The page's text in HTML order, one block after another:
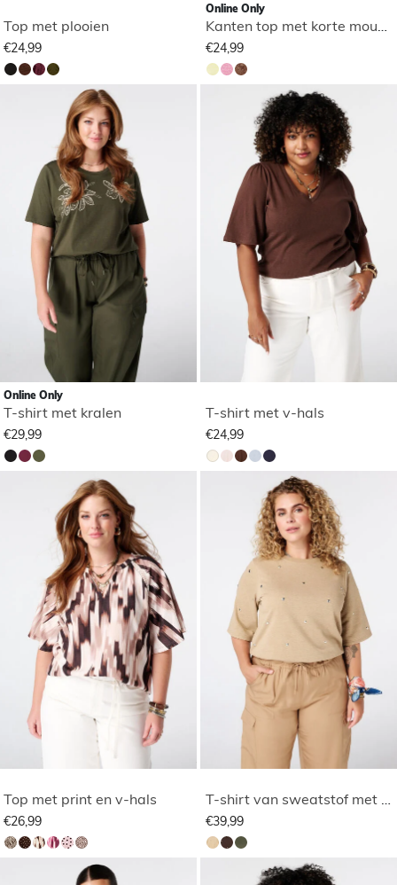
Top met plooien
€24,99
Online Only
Kanten top met korte mouwen
€24,99
Online Only
T-shirt met kralen
€29,99
T-shirt met v-hals
€24,99
Top met print en v-hals
€26,99
T-shirt van sweatstof met studs
€39,99